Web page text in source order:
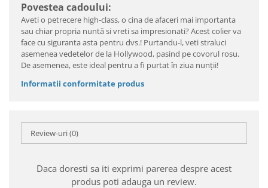
Povestea cadoului:
Aveti o petrecere high-class, o cina de afaceri mai importanta
sau chiar propria nuntă si vreti sa impresionati? Acest colier va
face cu siguranta asta pentru dvs.! Purtandu-l, veti straluci
asemenea vedetelor de la Hollywood, pasind pe covorul rosu.
De asemenea, este ideal pentru a fi purtat în ziua nunții!
Informatii conformitate produs
Review-uri(0)
Daca doresti sa iti exprimi parerea despre acest
produs poti adauga un review.